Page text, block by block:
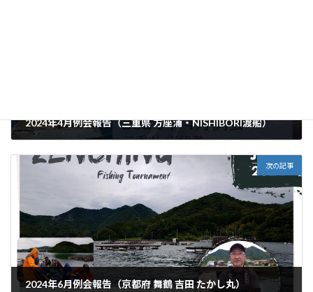
2024年4月例会報告（三重県 方座浦・NISHIBORI渡船）
次の記事
2024年6月例会報告（京都府 舞鶴 吉田 たかし丸）